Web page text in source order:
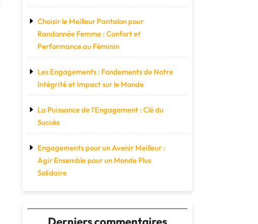
Choisir le Meilleur Pantalon pour
Randonnée Femme : Confort et
Performance au Féminin
Les Engagements : Fondements de Notre
Intégrité et Impact sur le Monde
La Puissance de l’Engagement : Clé du
Succès
Engagements pour un Avenir Meilleur :
Agir Ensemble pour un Monde Plus
Solidaire